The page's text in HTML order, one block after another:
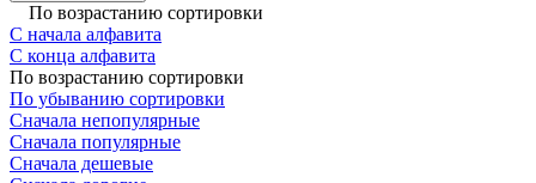
По возрастанию сортировки
С начала алфавита
С конца алфавита
По возрастанию сортировки
По убыванию сортировки
Сначала непопулярные
Сначала популярные
Сначала дешевые